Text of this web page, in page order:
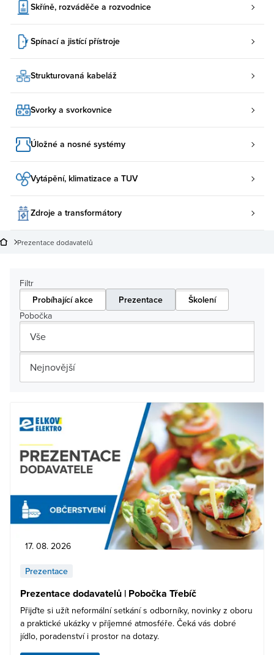
Skříně, rozváděče a rozvodnice
Spínací a jistící přístroje
Strukturovaná kabeláž
Svorky a svorkovnice
Úložné a nosné systémy
Vytápění, klimatizace a TUV
Zdroje a transformátory
Prezentace dodavatelů
Filtr
Probíhající akce
Prezentace
Školení
Pobočka
17. 08. 2026
Prezentace
Prezentace dodavatelů | Pobočka Třebíč
Přijďte si užít neformální setkání s odborníky, novinky z oboru
a praktické ukázky v příjemné atmosféře. Čeká vás dobré
jídlo, poradenství i prostor na dotazy.